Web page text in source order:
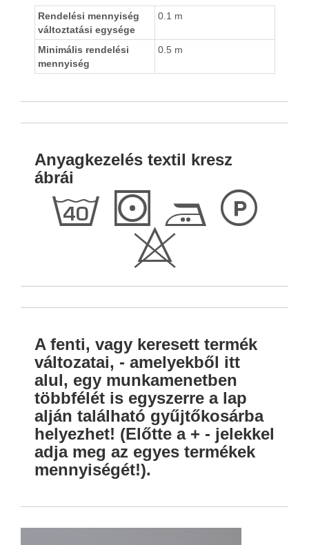
Rendelési mennyiség
változtatási egysége
0.1 m
Minimális rendelési
mennyiség
0.5 m
Anyagkezelés textil kresz
ábrái
h S E L
H
A fenti, vagy keresett termék
változatai, - amelyekből itt
alul, egy munkamenetben
többfélét is egyszerre a lap
alján található gyűjtőkosárba
helyezhet! (Előtte a + - jelekkel
adja meg az egyes termékek
mennyiségét!).